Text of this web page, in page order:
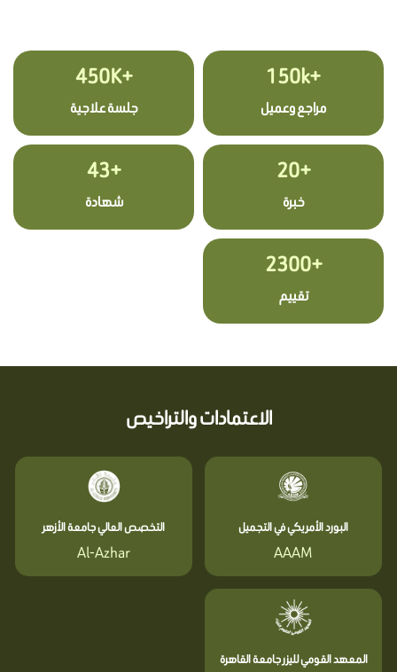
+150k
مراجع وعميل
+450K
جلسة علاجية
+20
خبرة
+43
شهادة
+2300
تقييم
الاعتمادات والتراخيص
البورد الأمريكي في التجميل
AAAM
التخصص العالي جامعة الأزهر
Al-Azhar
المعهد القومي لليزر جامعة القاهرة